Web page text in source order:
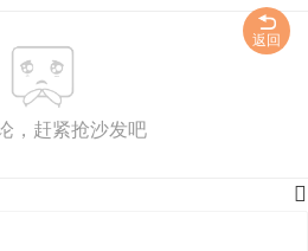
，赶紧抢沙发吧
返回
